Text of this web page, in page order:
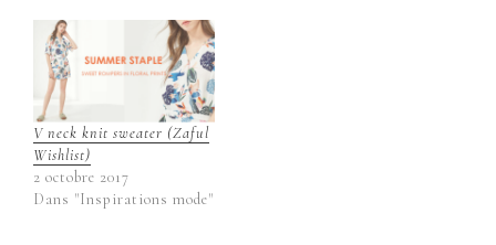
V neck knit sweater (Zaful
Wishlist)
2 octobre 2017
Dans "Inspirations mode"